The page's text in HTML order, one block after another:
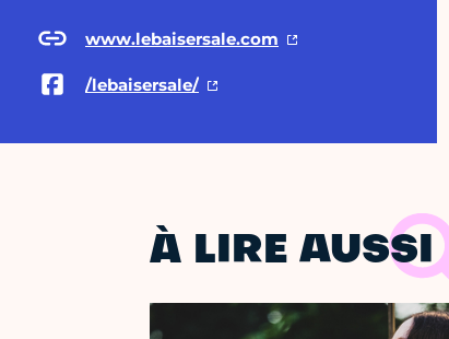
www.lebaisersale.com
/lebaisersale/
À LIRE AUSSI